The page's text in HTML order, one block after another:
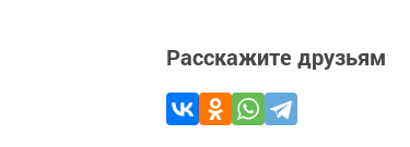
Расскажите друзьям